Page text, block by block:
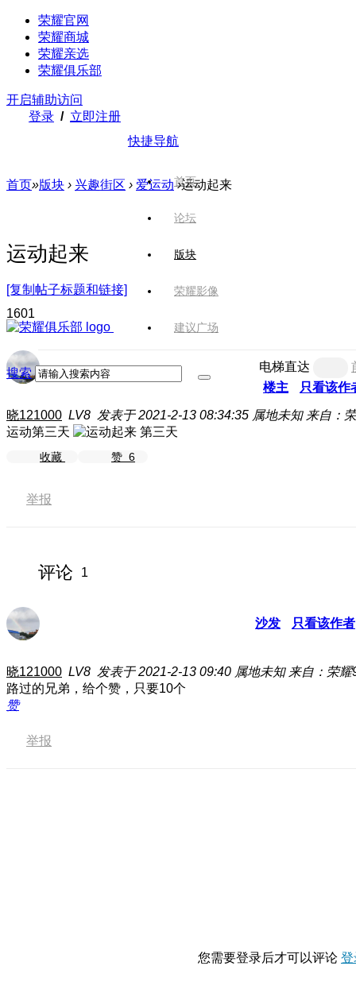
荣耀官网
荣耀商城
荣耀亲选
荣耀俱乐部
开启辅助访问
登录 / 立即注册
快捷导航
首页
论坛
版块
荣耀影像
建议广场
搜索
首页»版块 › 兴趣街区 › 爱运动 ›运动起来
运动起来
[复制帖子标题和链接]
1601
电梯直达
楼主
只看该作
晓121000 LV8 发表于 2021-2-13 08:34:35 属地未知 来自：
运动第三天
第三天
收藏 赞 6
举报
评论 1
沙发 只看该作者
晓121000 LV8 发表于 2021-2-13 09:40 属地未知 来自：荣耀
路过的兄弟，给个赞，只要10个
赞
举报
您需要登录后才可以评论 登